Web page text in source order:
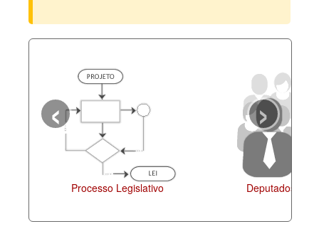
Perguntas frequentes
Processo Legislativo Deputados
‹ ›